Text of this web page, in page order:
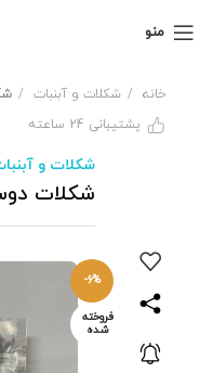
منو
خانه شکلات و آبنبات
پشتیبانی 24 ساعته
شکلات و
شکلات
-6%
فروخته
شده